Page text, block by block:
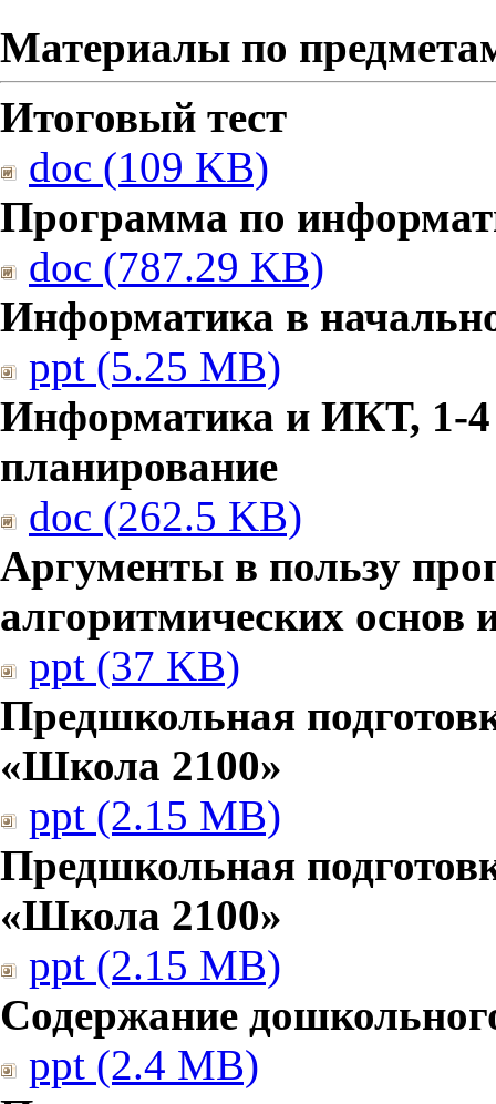
Материалы по
Итоговый тест
doc (109 KB)
Программа по
doc (787.29 KB)
Информатика в
ppt (5.25 MB)
Информатика и ИКТ, 1-4
планирование
doc (262.5 KB)
Аргументы в пользу
алгоритмических основ
ppt (37 KB)
Предшкольная
«Школа 2100»
ppt (2.15 MB)
Предшкольная
«Школа 2100»
ppt (2.15 MB)
Содержание
ppt (2.4 MB)